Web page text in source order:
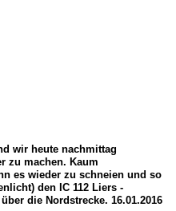
wir heute nachmittag
zu machen. Kaum
es wieder zu schneien und so
den IC 112 Liers -
die Nordstrecke. 16.01.2016